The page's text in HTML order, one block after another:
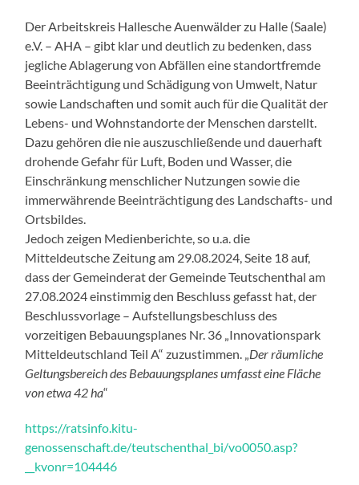
Der Arbeitskreis Hallesche Auenwälder zu Halle (Saale)
e.V. – AHA – gibt klar und deutlich zu bedenken, dass
jegliche Ablagerung von Abfällen eine standortfremde
Beeinträchtigung und Schädigung von Umwelt, Natur
sowie Landschaften und somit auch für die Qualität der
Lebens- und Wohnstandorte der Menschen darstellt.
Dazu gehören die nie auszuschließende und dauerhaft
drohende Gefahr für Luft, Boden und Wasser, die
Einschränkung menschlicher Nutzungen sowie die
immerwährende Beeinträchtigung des Landschafts- und
Ortsbildes.
Jedoch zeigen Medienberichte, so u.a. die
Mitteldeutsche Zeitung am 29.08.2024, Seite 18 auf,
dass der Gemeinderat der Gemeinde Teutschenthal am
27.08.2024 einstimmig den Beschluss gefasst hat, der
Beschlussvorlage – Aufstellungsbeschluss des
vorzeitigen Bebauungsplanes Nr. 36 „Innovationspark
Mitteldeutschland Teil A“ zuzustimmen. „Der räumliche
Geltungsbereich des Bebauungsplanes umfasst eine Fläche
von etwa 42 ha“
https://ratsinfo.kitu-
genossenschaft.de/teutschenthal_bi/vo0050.asp?
__kvonr=104446